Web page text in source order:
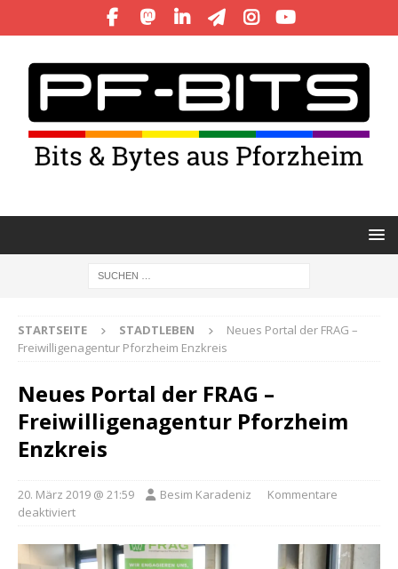
STARTSEITE STADTLEBEN
Neues Portal der FRAG –
Freiwilligenagentur Pforzheim Enzkreis
Neues Portal der FRAG –
Freiwilligenagentur Pforzheim
Enzkreis
20. März 2019 @ 21:59 Besim Karadeniz
Kommentare
deaktiviert